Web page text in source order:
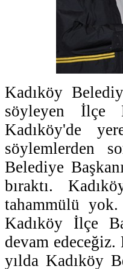
Kadıköy
söyleyen İlçe
Kadıköy'de
söylemlerden
Belediye
bıraktı.
tahammülü
Kadıköy İlçe
devam
yılda Kadıköy